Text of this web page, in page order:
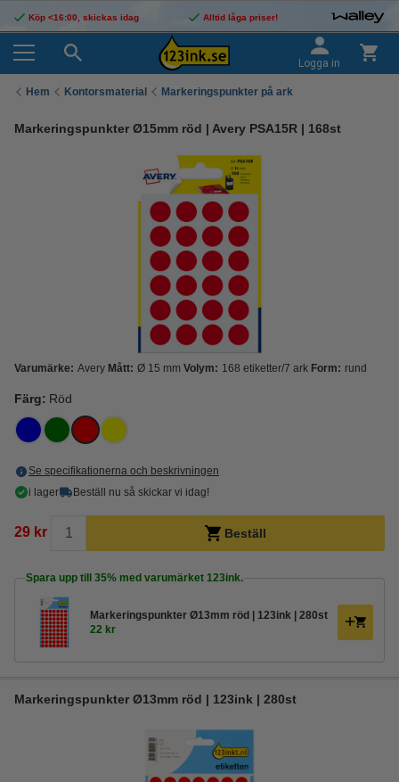
Köp <16:00, skickas idag Alltid låga priser!
Logga in
Hem Kontorsmaterial Markeringspunkter på ark
Markeringspunkter Ø15mm röd | Avery PSA15R | 168st
Varumärke: Avery Mått: Ø 15 mm Volym: 168 etiketter/7 ark Form: rund
Färg: Röd
Se specifikationerna och beskrivningen
i lager
Beställ nu så skickar vi idag!
29 kr Beställ
Spara upp till 35% med varumärket 123ink.
Markeringspunkter Ø13mm röd | 123ink | 280st
22 kr
Markeringspunkter Ø13mm röd | 123ink | 280st